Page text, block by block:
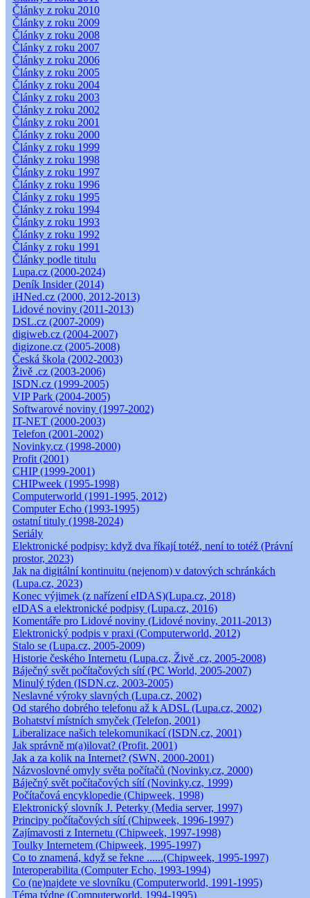
Články z roku 2010
Články z roku 2009
Články z roku 2008
Články z roku 2007
Články z roku 2006
Články z roku 2005
Články z roku 2004
Články z roku 2003
Články z roku 2002
Články z roku 2001
Články z roku 2000
Články z roku 1999
Články z roku 1998
Články z roku 1997
Články z roku 1996
Články z roku 1995
Články z roku 1994
Články z roku 1993
Články z roku 1992
Články z roku 1991
Články podle titulu
Lupa.cz (2000-2024)
Deník Insider (2014)
iHNed.cz (2000, 2012-2013)
Lidové noviny (2011-2013)
DSL.cz (2007-2009)
digiweb.cz (2004-2007)
digizone.cz (2005-2008)
Česká škola (2002-2003)
Živě .cz (2003-2006)
ISDN.cz (1999-2005)
VIP Park (2004-2005)
Softwarové noviny (1997-2002)
IT-NET (2000-2003)
Telefon (2001-2002)
Novinky.cz (1998-2000)
Profit (2001)
CHIP (1999-2001)
CHIPweek (1995-1998)
Computerworld (1991-1995, 2012)
Computer Echo (1993-1995)
ostatní tituly (1998-2024)
Seriály
Elektronické podpisy: když dva říkají totéž, není to totéž (Právní
prostor, 2023)
Jak na digitální kontinuitu (nejenom) v datových schránkách
(Lupa.cz, 2023)
Konec výjimek (z nařízení eIDAS)(Lupa.cz, 2018)
eIDAS a elektronické podpisy (Lupa.cz, 2016)
Komentáře pro Lidové noviny (Lidové noviny, 2011-2013)
Elektronický podpis v praxi (Computerworld, 2012)
Stalo se (Lupa.cz, 2005-2009)
Historie českého Internetu (Lupa.cz, Živě .cz, 2005-2008)
Báječný svět počítačových sítí (PC World, 2005-2007)
Minulý týden (ISDN.cz, 2003-2005)
Neslavné výroky slavných (Lupa.cz, 2002)
Od starého dobrého telefonu až k ADSL (Lupa.cz, 2002)
Bohatství místních smyček (Telefon, 2001)
Liberalizace našich telekomunikací (ISDN.cz, 2001)
Jak správně m(a)ilovat? (Profit, 2001)
Jak a za kolik na Internet? (SWN, 2000-2001)
Názvoslovné omyly světa počítačů (Novinky.cz, 2000)
Báječný svět počítačových sítí (Novinky.cz, 1999)
Počítačová encyklopedie (Chipweek, 1998)
Elektronický slovník J. Peterky (Media server, 1997)
Principy počítačových sítí (Chipweek, 1996-1997)
Zajímavosti z Internetu (Chipweek, 1997-1998)
Toulky Internetem (Chipweek, 1995-1997)
Co to znamená, když se řekne ......(Chipweek, 1995-1997)
Interoperabilita (Computer Echo, 1993-1994)
Co (ne)najdete ve slovníku (Computerworld, 1991-1995)
Téma týdne (Computerworld, 1994-1995)